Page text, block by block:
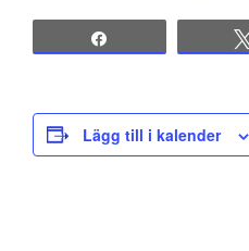
Lägg till i kalender